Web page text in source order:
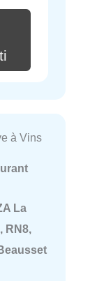
à Vins
La
RN8,